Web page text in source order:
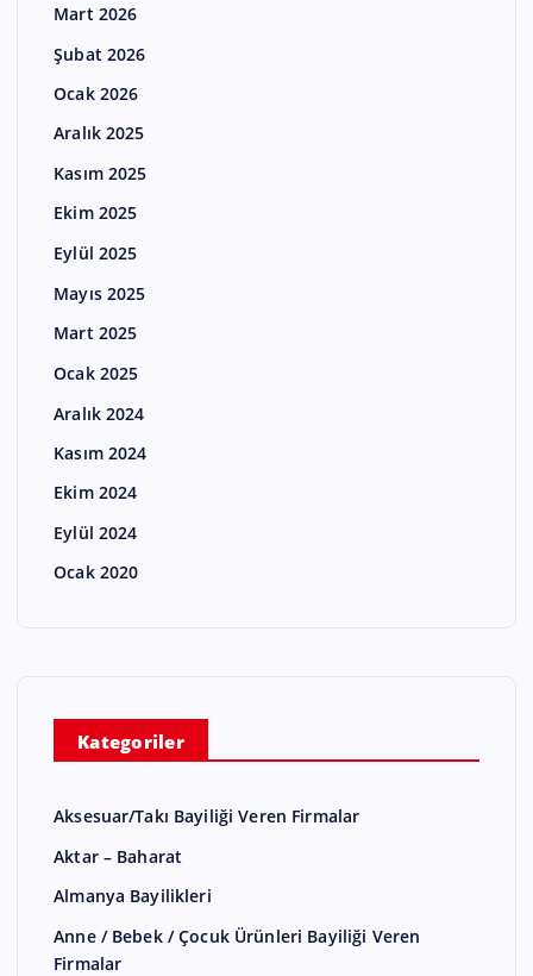
Mart 2026
Şubat 2026
Ocak 2026
Aralık 2025
Kasım 2025
Ekim 2025
Eylül 2025
Mayıs 2025
Mart 2025
Ocak 2025
Aralık 2024
Kasım 2024
Ekim 2024
Eylül 2024
Ocak 2020
Kategoriler
Aksesuar/Takı Bayiliği Veren Firmalar
Aktar – Baharat
Almanya Bayilikleri
Anne / Bebek / Çocuk Ürünleri Bayiliği Veren
Firmalar